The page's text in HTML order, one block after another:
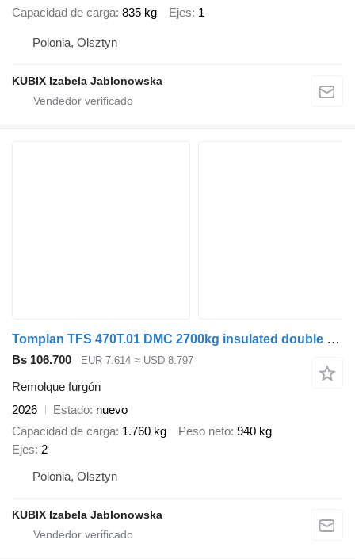
Capacidad de carga 835 kg Ejes 1
Polonia, Olsztyn
KUBIX Izabela Jablonowska
Tomplan TFS 470T.01 DMC 2700kg insulated double axle van
Bs 106.700 EUR 7.614 ≈ USD 8.797
Remolque furgón
2026
Estado nuevo
Capacidad de carga 1.760 kg Peso neto 940 kg
Ejes 2
Polonia, Olsztyn
KUBIX Izabela Jablonowska